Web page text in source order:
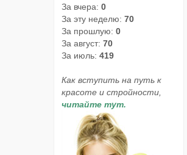
За вчера: 0
За эту неделю: 70
За прошлую: 0
За август: 70
За июль: 419
Как вступить на путь к
красоте и стройности,
читайте тут.